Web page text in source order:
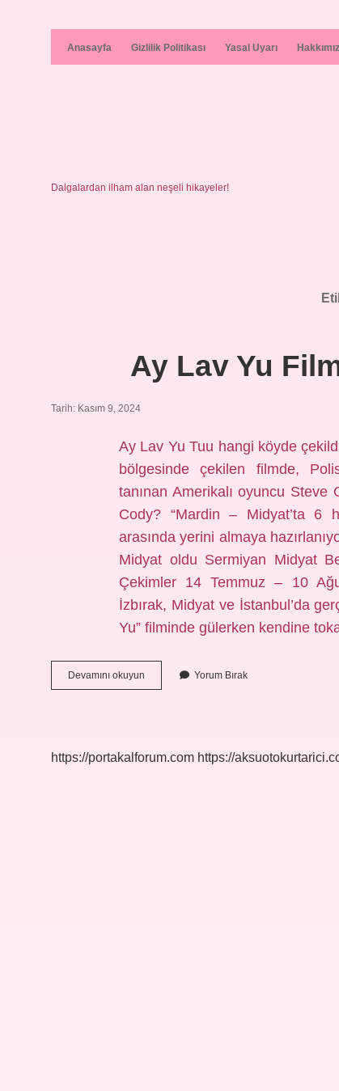
Anasayfa Gizlilik Politikası Yasal Uyarı
Dalgalardan ilham alan neşeli hikayeler!
Ay Lav Yu
Tarih: Kasım 9, 2024
Ay Lav Yu Tuu hangi köyde
bölgesinde çekilen filmde,
tanınan Amerikalı oyuncu
Cody? “Mardin – Midyat’ta 6
arasında yerini almaya
Midyat oldu Sermiyan Midyat
Çekimler 14 Temmuz – 10
İzbırak, Midyat ve İstanbul’da
Yu” filminde gülerken kendine
Devamını okuyun
Lav
Çekildi
Yorum Bırak
https://portakalforum.com https://